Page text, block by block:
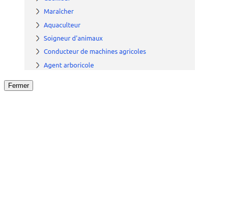
Fermer